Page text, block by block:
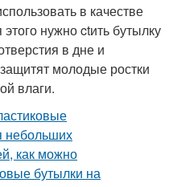
в качестве
нужно ctить бутылку
в дне и
молодые ростки
влаги.